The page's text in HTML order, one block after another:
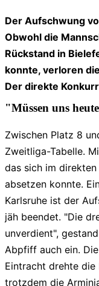
Der Aufschwung
Obwohl die
Rückstand in
konnte, verloren
Der direkte
"Müssen uns
Zwischen Platz 8
Zweitliga-Tabelle.
das sich im
absetzen konnte.
Karlsruhe ist der
jäh beendet. "Die
unverdient",
Abpfiff auch ein.
Eintracht drehte die
trotzdem die